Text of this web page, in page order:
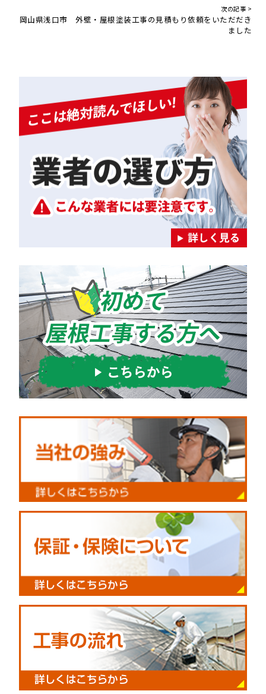
次の記事 >
岡山県浅口市 外壁・屋根塗装工事の見積もり依頼をいただだき
ました